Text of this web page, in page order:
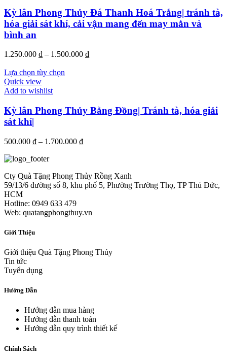
Kỳ lân Phong Thủy Đá Thanh Hoá Trắng| tránh tà,
hóa giải sát khí, cải vận mang đến may mắn và
bình an
1.250.000 ₫ – 1.500.000 ₫
Lựa chọn tùy chọn
Quick view
Add to wishlist
Kỳ lân Phong Thủy Bằng Đồng| Tránh tà, hóa giải
sát khí|
500.000 ₫ – 1.700.000 ₫
Cty Quà Tặng Phong Thủy Rồng Xanh
59/13/6 đường số 8, khu phố 5, Phường Trường Thọ, TP Thủ Đức,
HCM
Hotline: 0949 633 479
Web: quatangphongthuy.vn
Giới Thiệu
Giới thiệu Quà Tặng Phong Thủy
Tin tức
Tuyển dụng
Hướng Dẫn
Hướng dẫn mua hàng
Hướng dẫn thanh toán
Hướng dẫn quy trình thiết kế
Chính Sách